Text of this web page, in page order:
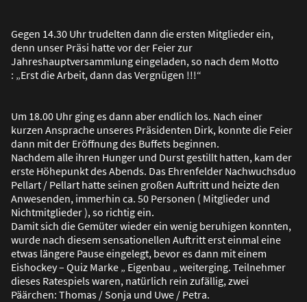
Gegen 14.30 Uhr trudelten dann die ersten Mitglieder ein,
denn unser Präsi hatte vor der Feier zur
Jahreshauptversammlung eingeladen, so nach dem Motto
: „Erst die Arbeit, dann das Vergnügen !!!“
Um 18.00 Uhr ging es dann aber endlich los. Nach einer
kurzen Ansprache unseres Präsidenten Dirk, konnte die Feier
dann mit der Eröffnung des Buffets beginnen.
Nachdem alle ihren Hunger und Durst gestillt hatten, kam der
erste Höhepunkt des Abends. Das Ehrenfelder Nachwuchsduo
Pellart / Pellart hatte seinen großen Auftritt und heizte den
Anwesenden, immerhin ca. 50 Personen ( Mitglieder und
Nichtmitglieder ), so richtig ein.
Damit sich die Gemüter wieder ein wenig beruhigen konnten,
wurde nach diesem sensationellen Auftritt erst einmal eine
etwas längere Pause eingelegt, bevor es dann mit einem
Eishockey – Quiz Marke „ Eigenbau „ weiterging. Teilnehmer
dieses Ratespiels waren, natürlich rein zufällig, zwei
Päärchen: Thomas / Sonja und Uwe / Petra.